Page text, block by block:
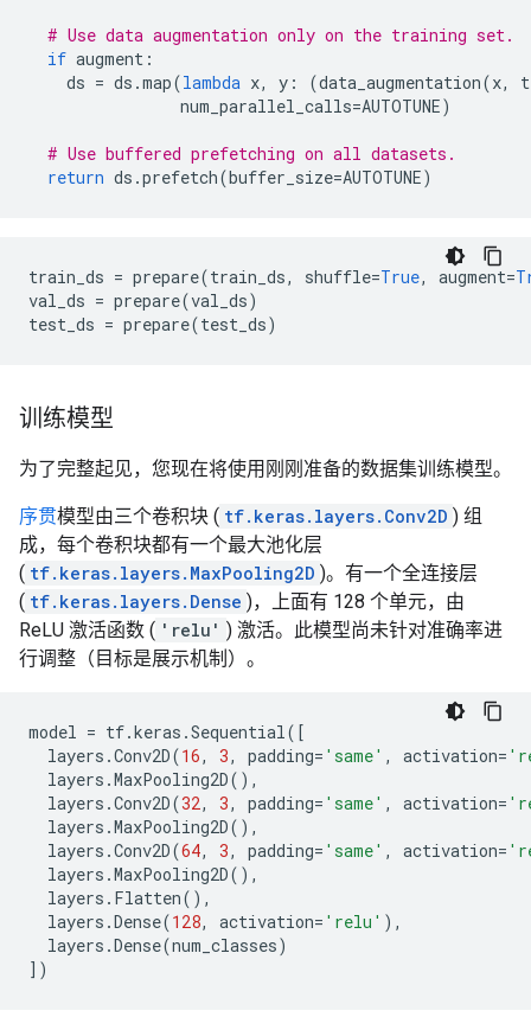
# Use data augmentation only on the training set.
if augment :
ds = ds .map(lambda x, y : (data_augmentation(x,
num_parallel_calls=AUTOTUNE)
# Use buffered prefetching on all datasets.
return ds .prefetch(buffer_size=AUTOTUNE)
train_ds = prepare(train_ds, shuffle=True, augment=
val_ds = prepare(val_ds)
test_ds = prepare(test_ds)
训练模型
为了完整起见，您现在将使用刚刚准备的数据集训练模型。
序贯模型由三个卷积块 ( tf.keras.layers.Conv2D ) 组
成，每个卷积块都有一个最大池化层
( tf.keras.layers.MaxPooling2D )。有一个全连接层
( tf.keras.layers.Dense )，上面有 128 个单元，由
ReLU 激活函数 ( 'relu' ) 激活。此模型尚未针对准确率进
行调整（目标是展示机制）。
model = tf.keras .Sequential([
layers .Conv2D(16, 3, padding= 'same' , activation=
layers .MaxPooling2D(),
layers .Conv2D(32, 3, padding= 'same' , activation=
layers .MaxPooling2D(),
layers .Conv2D(64, 3, padding= 'same' , activation=
layers .MaxPooling2D(),
layers . Flatten(),
layers .Dense(128, activation= 'relu' ),
layers .Dense(num_classes)
])